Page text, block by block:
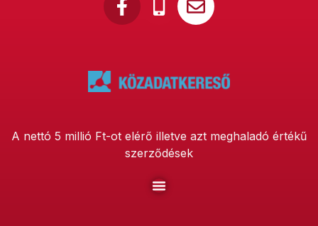
A nettó 5 millió Ft-ot elérő illetve azt meghaladó értékű
szerződések